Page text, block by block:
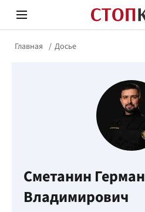
Стоп Политической Коррупции
Политика
Главная Досье
Сметанин Герман
Владимирович